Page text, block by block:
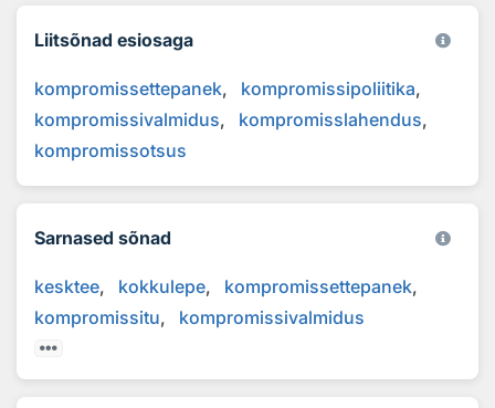
Liitsõnad esiosaga
kompromissettepanek
kompromissipoliitika
kompromissivalmidus
kompromisslahendus
kompromissotsus
Sarnased sõnad
kesktee kokkulepe
kompromissettepanek
kompromissitu
kompromissivalmidus